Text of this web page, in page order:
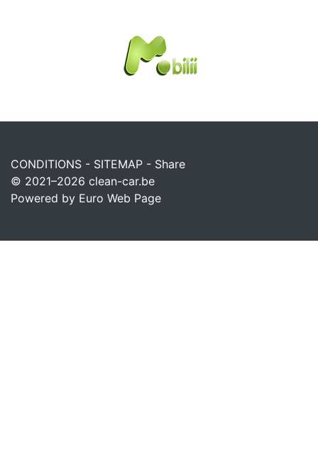
CONDITIONS - SITEMAP - Share
© 2021–2026 clean-car.be
Powered by Euro Web Page